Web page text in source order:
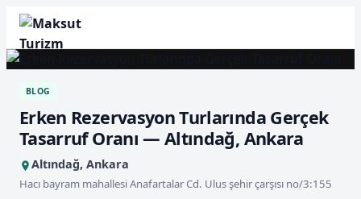
BLOG
Erken Rezervasyon Turlarında Gerçek
Tasarruf Oranı — Altındağ, Ankara
Altındağ, Ankara
Hacı bayram mahallesi Anafartalar Cd. Ulus şehir çarşısı no/3:155